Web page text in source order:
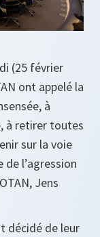
(25 février
ont appelé la
à
à retirer toutes
sur la voie
l’agression
Jens
décidé de leur